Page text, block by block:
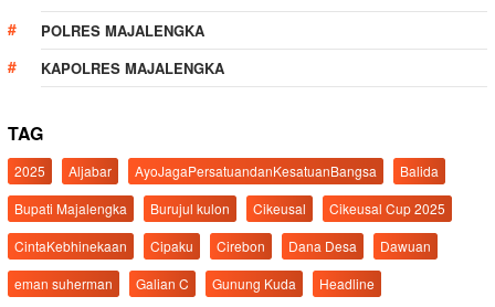
POLRES MAJALENGKA
KAPOLRES MAJALENGKA
TAG
2025 Aljabar AyoJagaPersatuandanKesatuanBangsa
Balida
Bupati Majalengka
Burujul kulon Cikeusal
Cikeusal Cup 2025
CintaKebhinekaan
Cipaku Cirebon Dana Desa
Dawuan
eman suherman
Galian C Gunung Kuda
Headline